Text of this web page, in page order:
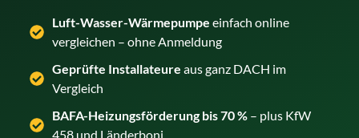
Luft-Wasser-Wärmepumpe einfach online
vergleichen – ohne Anmeldung
Geprüfte Installateure aus ganz DACH im
Vergleich
BAFA-Heizungsförderung bis 70 %– plus KfW
458 und Länderboni